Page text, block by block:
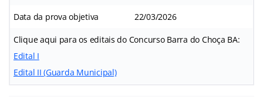
Data da prova objetiva 22/03/2026
Clique aqui para os editais do Concurso Barra do Choça BA:
Edital I
Edital II (Guarda Municipal)